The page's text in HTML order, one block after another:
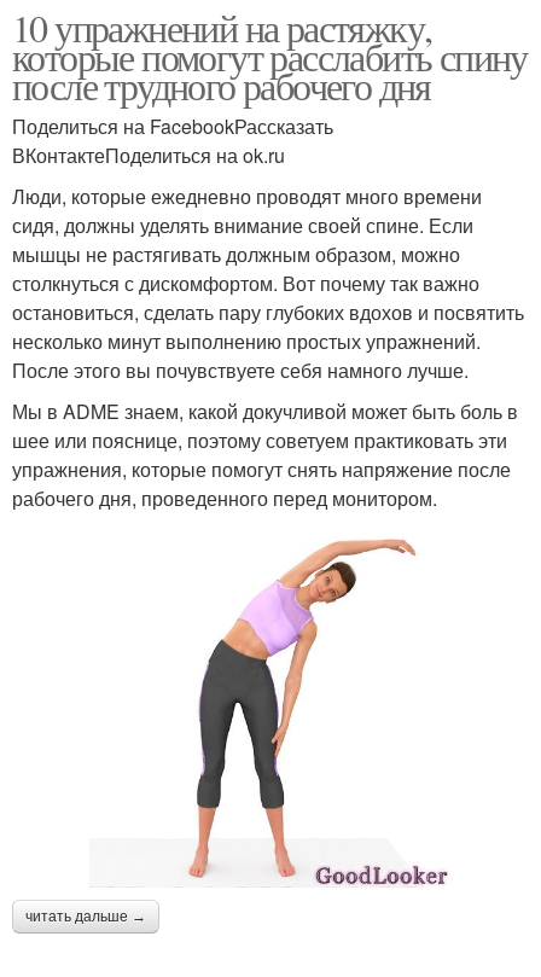
10 упражнений на растяжку,
которые помогут расслабить спину
после трудного рабочего дня
Поделиться на FacebookРассказать
ВКонтактеПоделиться на ok.ru
Люди, которые ежедневно проводят много времени
сидя, должны уделять внимание своей спине. Если
мышцы не растягивать должным образом, можно
столкнуться с дискомфортом. Вот почему так важно
остановиться, сделать пару глубоких вдохов и посвятить
несколько минут выполнению простых упражнений.
После этого вы почувствуете себя намного лучше.
Мы в ADME знаем, какой докучливой может быть боль в
шее или пояснице, поэтому советуем практиковать эти
упражнения, которые помогут снять напряжение после
рабочего дня, проведенного перед монитором.
читать дальше →